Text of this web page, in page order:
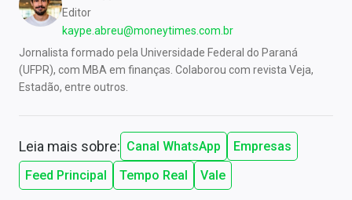
Editor
kaype.abreu@moneytimes.com.br
Jornalista formado pela Universidade Federal do Paraná
(UFPR), com MBA em finanças. Colaborou com revista Veja,
Estadão, entre outros.
Leia mais sobre: Canal WhatsApp
Empresas
Feed Principal
Tempo Real Vale